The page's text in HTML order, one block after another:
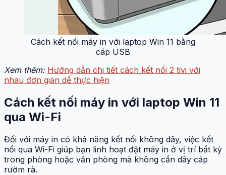
Cách kết nối máy in với laptop Win 11 bằng
cáp USB
Xem thêm: Hướng dẫn chi tiết cách kết nối 2 tivi với
nhau đơn giản dễ thực hiện
Cách kết nối máy in với laptop Win 11
qua Wi-Fi
Đối với máy in có khả năng kết nối không dây, việc kết
nối qua Wi-Fi giúp bạn linh hoạt đặt máy in ở vị trí bất kỳ
trong phòng hoặc văn phòng mà không cần dây cáp
rườm rà.